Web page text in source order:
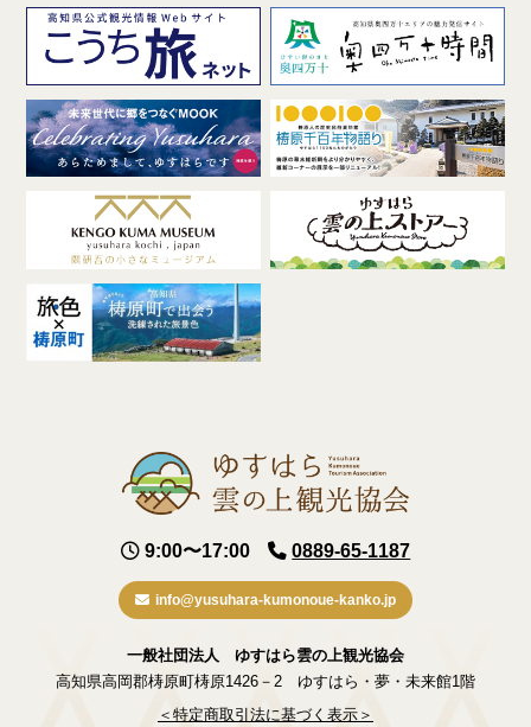
9:00〜17:00 0889-65-1187
info@yusuhara-kumonoue-kanko.jp
一般社団法人 ゆすはら雲の上観光協会
高知県高岡郡梼原町梼原1426－2
ゆすはら・夢・未来館1階
＜特定商取引法に基づく表示＞